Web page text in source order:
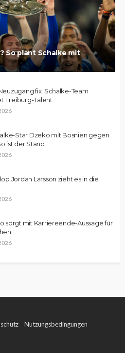
So plant Schalke mit
fix: Schalke-Team
Freiburg-Talent
Star Dzeko mit Bosnien gegen
ist der Stand
Jordan Larsson zieht es in die
sorgt mit Karriereende-Aussage für
Nutzungsbedingungen